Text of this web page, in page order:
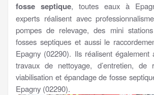
fosse septique, toutes eaux à
experts réalisent avec
pompes de relevage, des mini stations
fosses septiques et aussi le
Epagny (02290). Ils réalisent également
travaux de nettoyage, d’entretien, de
viabilisation et épandage de fosse
Epagny (02290).